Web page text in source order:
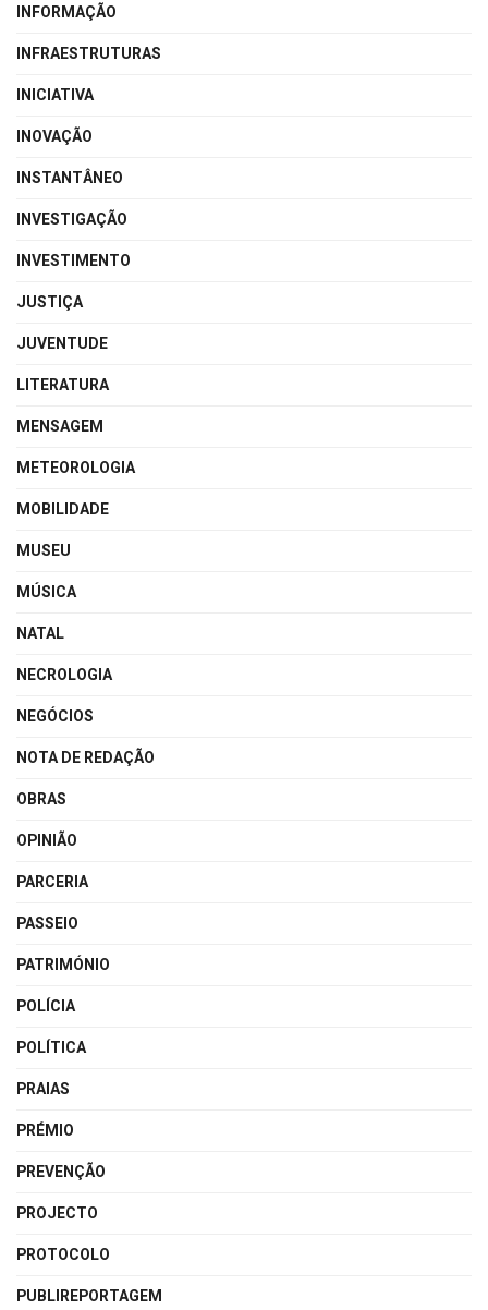
INFORMAÇÃO
INFRAESTRUTURAS
INICIATIVA
INOVAÇÃO
INSTANTÂNEO
INVESTIGAÇÃO
INVESTIMENTO
JUSTIÇA
JUVENTUDE
LITERATURA
MENSAGEM
METEOROLOGIA
MOBILIDADE
MUSEU
MÚSICA
NATAL
NECROLOGIA
NEGÓCIOS
NOTA DE REDAÇÃO
OBRAS
OPINIÃO
PARCERIA
PASSEIO
PATRIMÓNIO
POLÍCIA
POLÍTICA
PRAIAS
PRÉMIO
PREVENÇÃO
PROJECTO
PROTOCOLO
PUBLIREPORTAGEM